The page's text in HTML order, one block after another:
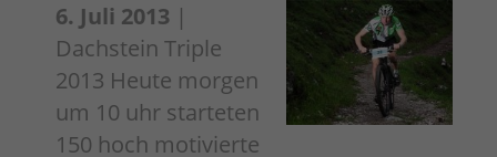
6. Juli 2013 |
Dachstein Triple
2013 Heute morgen
um 10 uhr starteten
150 hoch motivierte